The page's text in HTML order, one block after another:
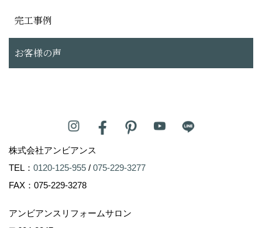
完工事例
お客様の声
株式会社アンビアンス
TEL： 0120-125-955 / 075-229-3277
FAX：075-229-3278
アンビアンスリフォームサロン